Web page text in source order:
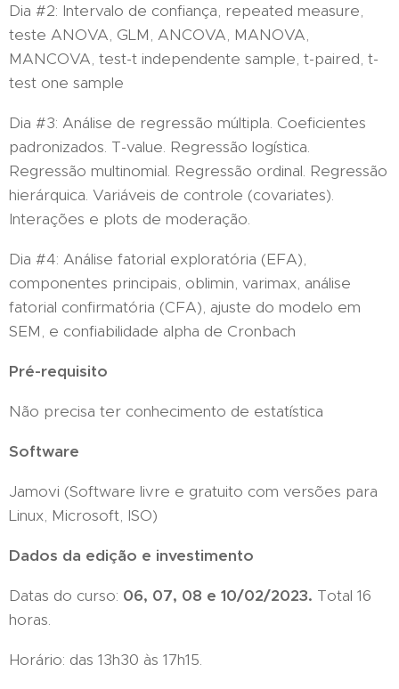
Dia #2: Intervalo de confiança, repeated measure,
teste ANOVA, GLM, ANCOVA, MANOVA,
MANCOVA, test-t independente sample, t-paired, t-
test one sample
Dia #3: Análise de regressão múltipla. Coeficientes
padronizados. T-value. Regressão logística.
Regressão multinomial. Regressão ordinal. Regressão
hierárquica. Variáveis de controle (covariates).
Interações e plots de moderação.
Dia #4: Análise fatorial exploratória (EFA),
componentes principais, oblimin, varimax, análise
fatorial confirmatória (CFA), ajuste do modelo em
SEM, e confiabilidade alpha de Cronbach
Pré-requisito
Não precisa ter conhecimento de estatística
Software
Jamovi (Software livre e gratuito com versões para
Linux, Microsoft, ISO)
Dados da edição e investimento
Datas do curso: 06, 07, 08 e 10/02/2023. Total 16
horas.
Horário: das 13h30 às 17h15.